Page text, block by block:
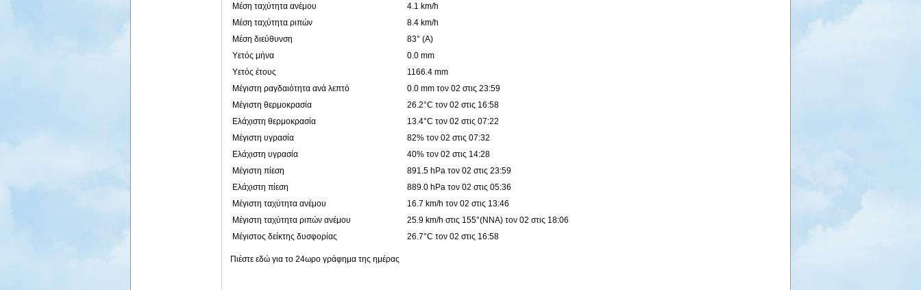
Μέση ταχύτητα ανέμου
4.1 km/h
Μέση ταχύτητα ριπών
8.4 km/h
Μέση διεύθυνση
83° (Α)
Υετός μήνα
0.0 mm
Υετός έτους
1166.4 mm
Μέγιστη ραγδαιότητα ανά λεπτό
0.0 mm τον 02 στις 23:59
Μέγιστη θερμοκρασία
26.2°C τον 02 στις 16:58
Ελάχιστη θερμοκρασία
13.4°C τον 02 στις 07:22
Μέγιστη υγρασία
82% τον 02 στις 07:32
Ελάχιστη υγρασία
40% τον 02 στις 14:28
Μέγιστη πίεση
891.5 hPa τον 02 στις 23:59
Ελάχιστη πίεση
889.0 hPa τον 02 στις 05:36
Μέγιστη ταχύτητα ανέμου
16.7 km/h τον 02 στις 13:46
Μέγιστη ταχύτητα ριπών ανέμου
25.9 km/h στις 155°(ΝΝΑ) τον 02 στις 18:06
Μέγιστος δείκτης δυσφορίας
26.7°C τον 02 στις 16:58
Πιέστε εδώ για το 24ωρο γράφημα της ημέρας